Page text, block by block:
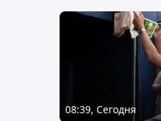
08:39, Сегодня